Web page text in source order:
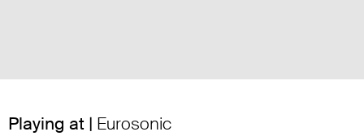
Playing at | Eurosonic